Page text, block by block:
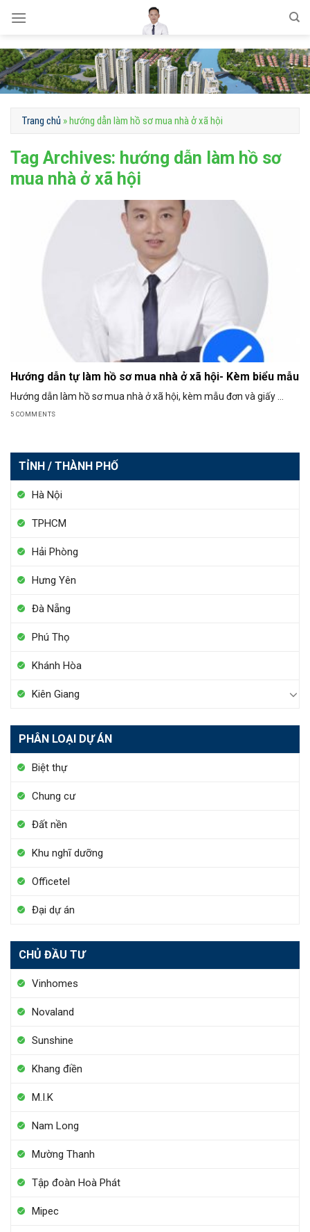
Trang chủ »hướng dẫn làm hồ sơ mua nhà ở xã hội
TỈNH / THÀNH PHỐ
Hà Nội
TPHCM
Hải Phòng
Hưng Yên
Đà Nẵng
Phú Thọ
Khánh Hòa
Kiên Giang
PHÂN LOẠI DỰ ÁN
Biệt thự
Chung cư
Đất nền
Khu nghĩ dưỡng
Officetel
Đại dự án
CHỦ ĐẦU TƯ
Vinhomes
Novaland
Sunshine
Khang điền
M.I.K
Nam Long
Mường Thanh
Tập đoàn Hoà Phát
Mipec
Tag Archives: hướng dẫn làm hồ sơ
mua nhà ở xã hội
Hướng dẫn tự làm hồ sơ mua nhà ở xã hội- Kèm biểu mẫu
Hướng dẫn làm hồ sơ mua nhà ở xã hội, kèm mẫu đơn và giấy ...
5 COMMENTS